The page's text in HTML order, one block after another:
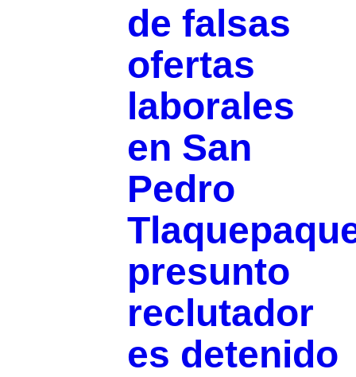
de falsas
ofertas
laborales
en San
Pedro
presunto
reclutador
es detenido